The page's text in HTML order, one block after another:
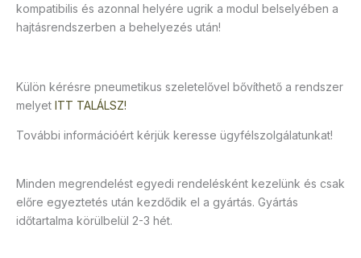
kompatibilis és azonnal helyére ugrik a modul belselyében a
hajtásrendszerben a behelyezés után!
Külön kérésre pneumetikus szeletelővel bővíthető a rendszer
melyet ITT TALÁLSZ!
További információért kérjük keresse ügyfélszolgálatunkat!
Minden megrendelést egyedi rendelésként kezelünk és csak
előre egyeztetés után kezdődik el a gyártás. Gyártás
időtartalma körülbelül 2-3 hét.